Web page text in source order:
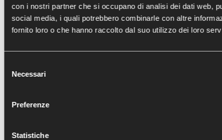
con i nostri partner che si occupano di analisi dei dati web,
social media, i quali potrebbero combinarle con altre
fornito loro o che hanno raccolto dal suo utilizzo dei loro
delNecessari
Preferenze
Statistiche